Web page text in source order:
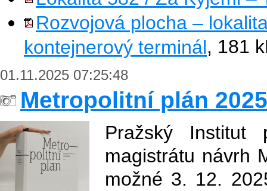
Rozvojová plocha –
kontejnerový terminál, 181
01.11.2025 07:25:48
Metropolitní plán
Pražský Institut
magistrátu návrh
možné 3. 12.